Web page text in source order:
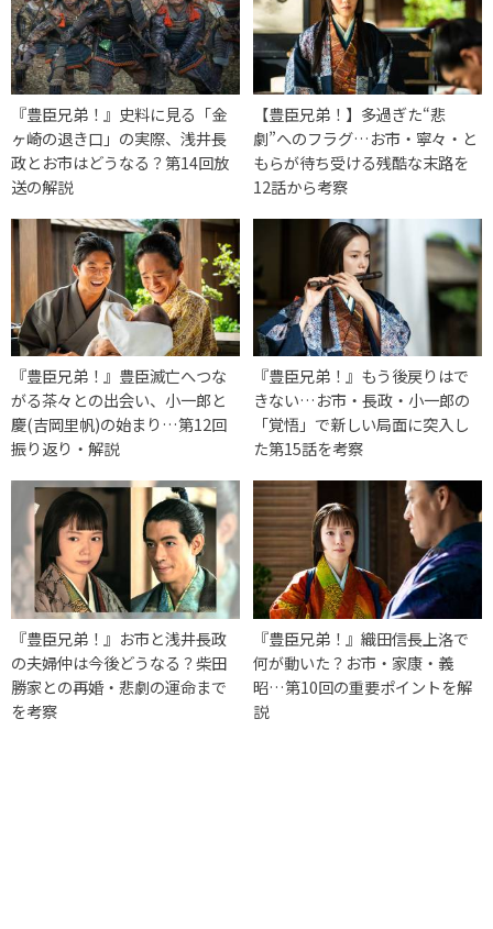
『豊臣兄弟！』史料に見る「金
ヶ崎の退き口」の実際、浅井長
政とお市はどうなる？第14回放
送の解説
【豊臣兄弟！】多過ぎた“悲
劇”へのフラグ…お市・寧々・と
もらが待ち受ける残酷な末路を
12話から考察
『豊臣兄弟！』豊臣滅亡へつな
がる茶々との出会い、小一郎と
慶(吉岡里帆)の始まり…第12回
振り返り・解説
『豊臣兄弟！』もう後戻りはで
きない…お市・長政・小一郎の
「覚悟」で新しい局面に突入し
た第15話を考察
『豊臣兄弟！』お市と浅井長政
の夫婦仲は今後どうなる？柴田
勝家との再婚・悲劇の運命まで
を考察
『豊臣兄弟！』織田信長上洛で
何が動いた？お市・家康・義
昭…第10回の重要ポイントを解
説